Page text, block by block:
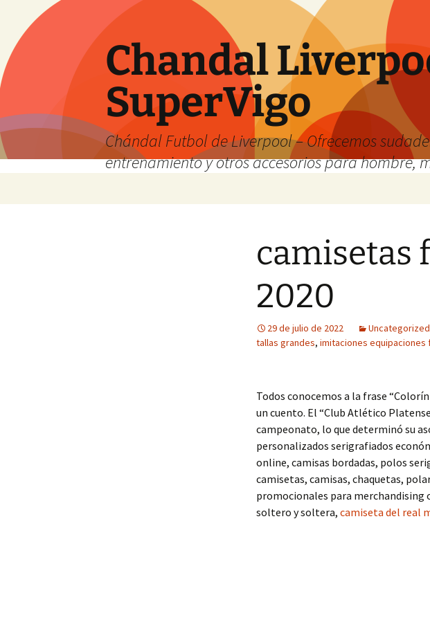
Chandal
SuperVigo
Chándal Futbol de Liverpool – Ofrecemos
entrenamiento y otros accesorios para hombre,
camisetas
2020
29 de julio de 2022 Uncategorized
tallas grandes, imitaciones equipaciones
Todos conocemos a la frase
un cuento. El “Club Atlético
campeonato, lo que determinó su
personalizados serigrafiados
online, camisas bordadas, polos
camisetas, camisas, chaquetas,
promocionales para merchandising
soltero y soltera, camiseta del real